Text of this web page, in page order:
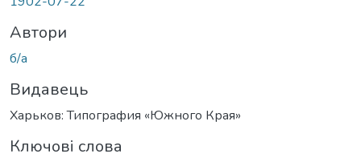
Автори
б/а
Видавець
Харьков: Типография «Южного Края»
Ключові слова